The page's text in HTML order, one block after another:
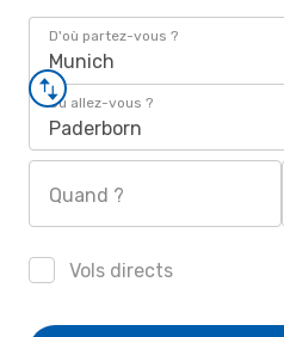
D'où partez-vous ?
Munich
Où allez-vous ?
Paderborn
Quand ?
Vols directs